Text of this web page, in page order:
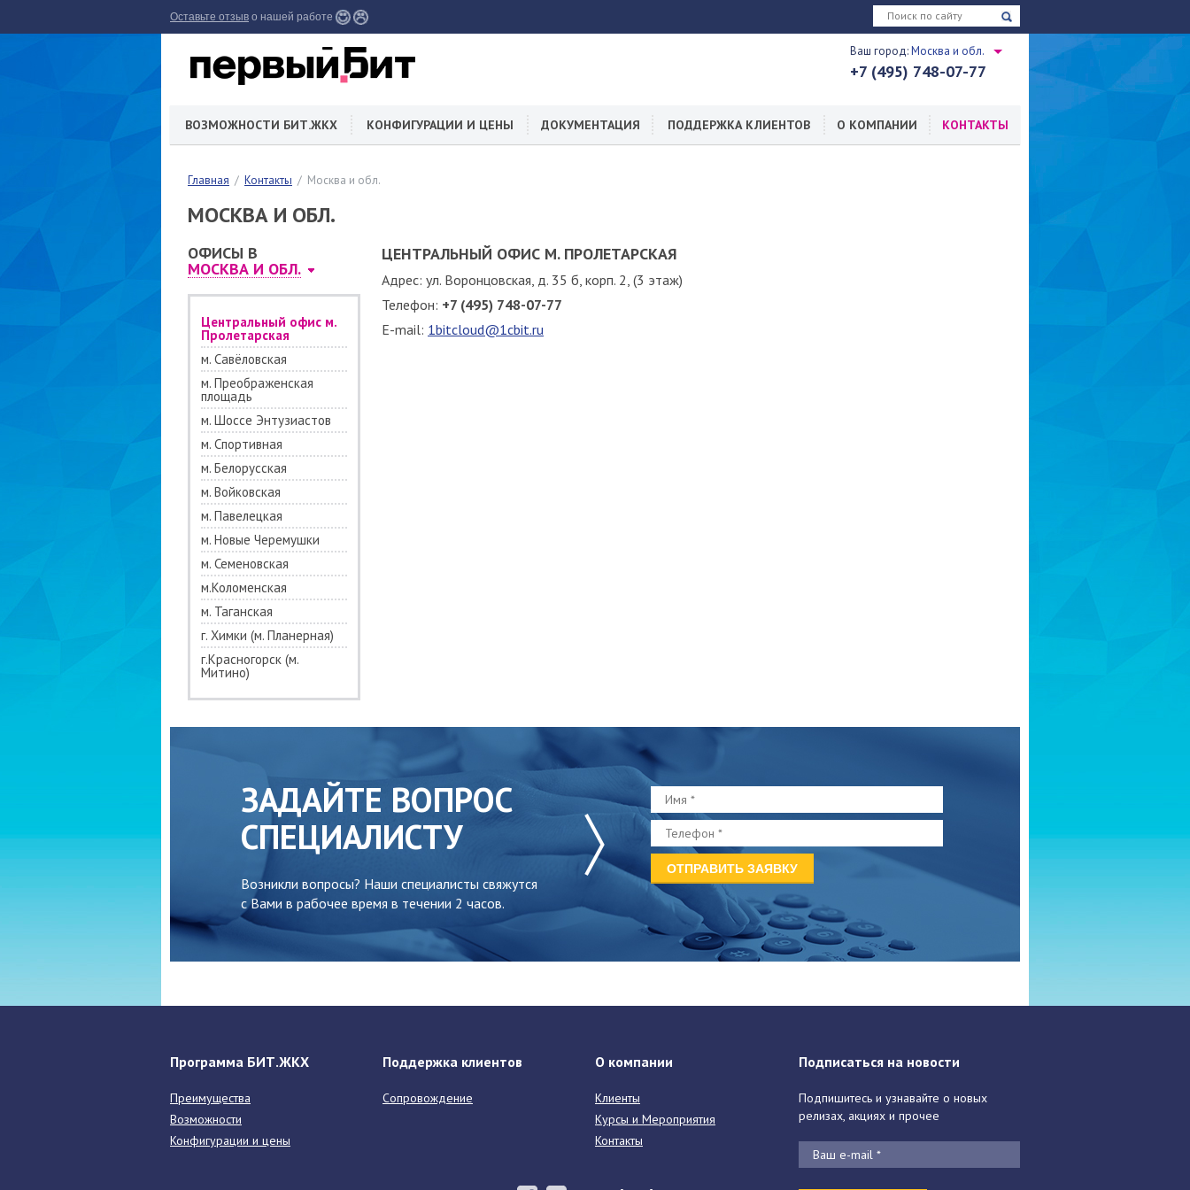
Оставьте отзыв о нашей работе
Ваш город:Москва и обл.
+7 (495) 748-07-77
ВОЗМОЖНОСТИ БИТ.ЖКХ КОНФИГУРАЦИИ И ЦЕНЫ ДОКУМЕНТАЦИЯ ПОДДЕРЖКА КЛИЕНТОВ О КОМПАНИИ КОНТАКТЫ
Главная Контакты Москва и обл.
МОСКВА И ОБЛ.
ОФИСЫ В
МОСКВА И ОБЛ.
Центральный офис м.
Пролетарская
м. Савёловская
м. Преображенская
площадь
м. Шоссе Энтузиастов
м. Спортивная
м. Белорусская
м. Войковская
м. Павелецкая
м. Новые Черемушки
м. Семеновская
м.Коломенская
м. Таганская
г. Химки (м. Планерная)
г.Красногорск (м.
Митино)
ЦЕНТРАЛЬНЫЙ ОФИС М. ПРОЛЕТАРСКАЯ
Адрес: ул. Воронцовская, д. 35 б, корп. 2, (3 этаж)
Телефон: +7 (495) 748-07-77
E-mail: 1bitcloud@1cbit.ru
ЗАДАЙТЕ ВОПРОС
СПЕЦИАЛИСТУ
Возникли вопросы? Наши специалисты свяжутся
с Вами в рабочее время в течении 2 часов.
Программа БИТ.ЖКХ
Преимущества
Возможности
Конфигурации и цены
Поддержка клиентов
Сопровождение
О компании
Клиенты
Курсы и Мероприятия
Контакты
Подписаться на новости
Подпишитесь и узнавайте о новых
релизах, акциях и прочее